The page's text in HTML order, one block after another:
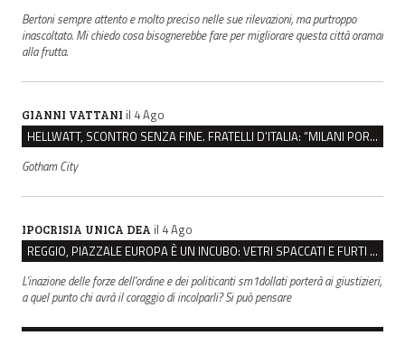
Bertoni sempre attento e molto preciso nelle sue rilevazioni, ma purtroppo
inascoltato. Mi chiedo cosa bisognerebbe fare per migliorare questa città oramai
alla frutta.
GIANNI VATTANI il 4 Ago
HELLWATT, SCONTRO SENZA FINE. FRATELLI D’ITALIA: “MILANI PORTA DOCUMENTI, DE FRANCO INSULTI”
Gotham City
IPOCRISIA UNICA DEA il 4 Ago
REGGIO, PIAZZALE EUROPA È UN INCUBO: VETRI SPACCATI E FURTI SULLE AUTO IN SOSTA
L'inazione delle forze dell'ordine e dei politicanti sm1dollati porterà ai giustizieri,
a quel punto chi avrà il coraggio di incolparli? Si può pensare